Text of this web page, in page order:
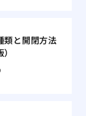
類と開閉方法